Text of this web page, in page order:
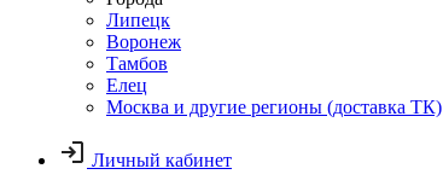
Липецк
Воронеж
Тамбов
Елец
Москва и другие регионы (доставка ТК)
Личный кабинет